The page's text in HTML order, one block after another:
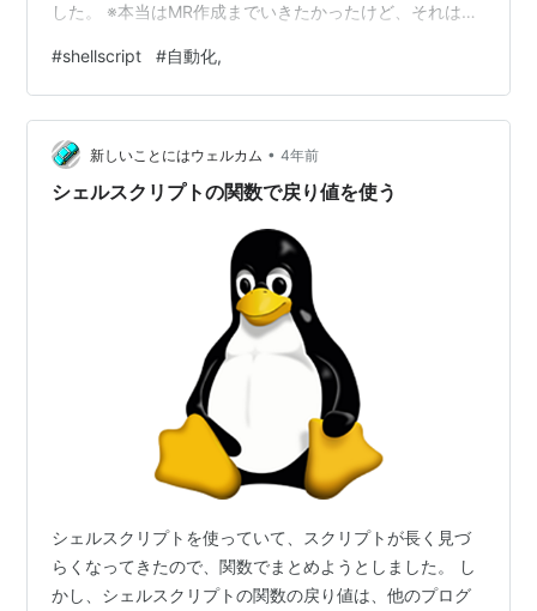
した。 ※本当はMR作成までいきたかったけど、それはま
トリ群があるとします(このフォルダ数が100個近く)。 1
つずつリポジトリにアクセスしてブランチ切ってファイ
ル追加(デフォルトブランチが更新されているかもしれな
いのでpull作業も)、コミット～プッシュまでを手作業で
やるのはちょっと大変だなと思ったので何とか自動化し
#shellscript #自動化,
新しいことにはウェルカム • 4年前
シェルスクリプトの関数で戻り値を使う
シェルスクリプトを使っていて、スクリプトが長く見づ
らくなってきたので、関数でまとめようとしました。 し
かし、シェルスクリプトの関数の戻り値は、他のプログ